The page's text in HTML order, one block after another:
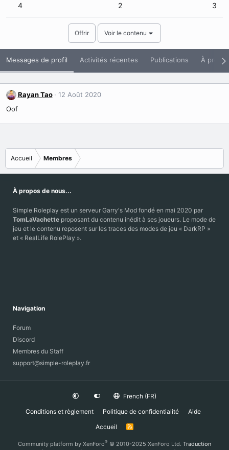
4 2 3
Offrir Voir le contenu
Messages de profil Activités récentes Publications À
Rayan Tao
12 Août 2020
Oof
Accueil Membres
À propos de nous...
Simple Roleplay est un serveur Garry's Mod fondé en mai 2020 par
TomLaVachette proposant du contenu inédit à ses joueurs. Le mode de
jeu et le contenu reposent sur les traces des modes de jeu « DarkRP »
et « RealLife RolePlay ».
Navigation
Forum
Discord
Membres du Staff
support@simple-roleplay.fr
French (FR)
Conditions et règlement
Politique de confidentialité
Aide
Accueil
R
Community platform by XenForo® © 2010-2025 XenForo Ltd. Traduction